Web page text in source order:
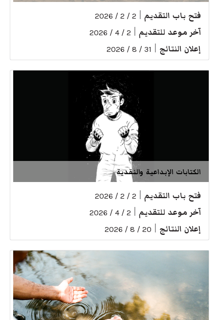
فتح باب التقديم 2 / 2 / 2026
آخر موعد للتقديم 2 / 4 / 2026
إعلان النتائج 31 / 8 / 2026
الكتابات الإبداعية والنقدية
فتح باب التقديم 2 / 2 / 2026
آخر موعد للتقديم 2 / 4 / 2026
إعلان النتائج 20 / 8 / 2026